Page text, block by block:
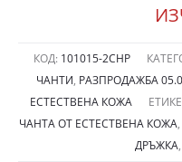
КОД: 101015-2СНР
ЧАНТИ, РАЗПРОДАЖБА
ЕСТЕСТВЕНА КОЖА
ЧАНТА ОТ ЕСТЕСТВЕНА КОЖА,
ДРЪЖКА,